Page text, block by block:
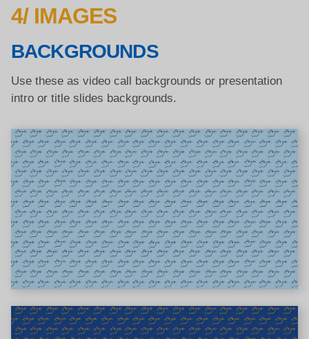
4/ IMAGES
BACKGROUNDS
Use these as video call backgrounds or presentation
intro or title slides backgrounds.